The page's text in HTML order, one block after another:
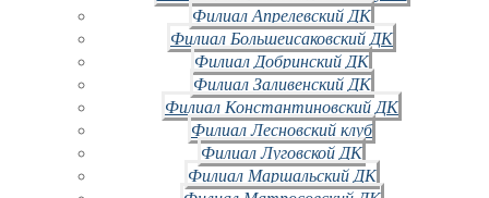
Филиал Апрелевский ДК
Филиал Большеисаковский ДК
Филиал Добринский ДК
Филиал Заливенский ДК
Филиал Константиновский ДК
Филиал Лесновский клуб
Филиал Луговской ДК
Филиал Маршальский ДК